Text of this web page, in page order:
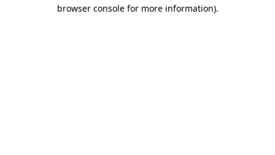
browser console for more information).